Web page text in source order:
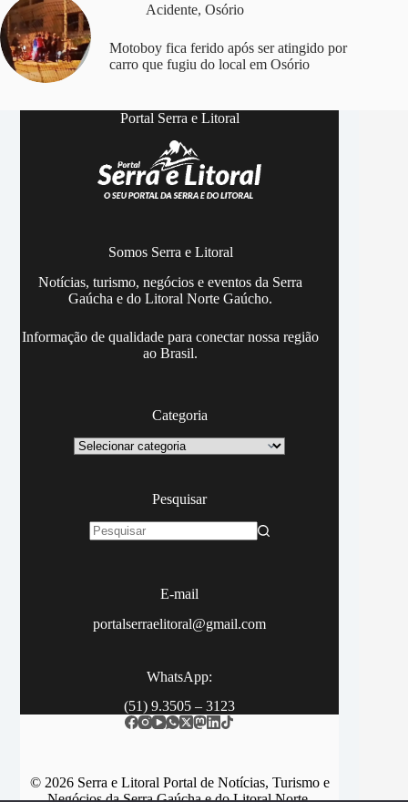
Acidente, Osório
Motoboy fica ferido após ser atingido por
carro que fugiu do local em Osório
Portal Serra e Litoral
Somos Serra e Litoral
Notícias, turismo, negócios e eventos da Serra
Gaúcha e do Litoral Norte Gaúcho.
Informação de qualidade para conectar nossa região
ao Brasil.
Categoria
Categoria
Pesquisar
E-mail
portalserraelitoral@gmail.com
WhatsApp:
(51) 9.3505 – 3123
© 2026 Serra e Litoral Portal de Notícias, Turismo e